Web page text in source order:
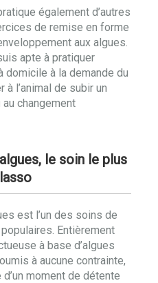
également d’autres
de remise en forme
aux algues.
apte à pratiquer
domicile à la demande du
à l’animal de subir un
changement
le soin le plus
est l’un des soins de
Entièrement
à base d’algues
à aucune contrainte,
moment de détente